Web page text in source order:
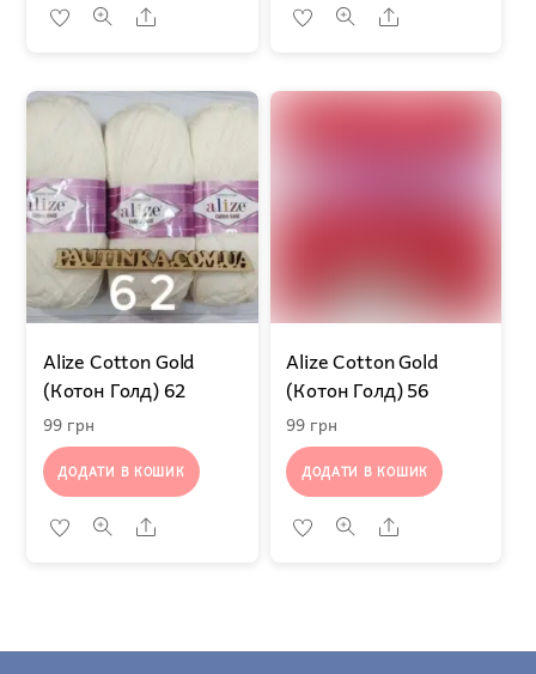
Share Share
Alize Cotton Gold
(Котон Голд) 62
99 грн
ДОДАТИ В КОШИК
Share
Alize Cotton Gold
(Котон Голд) 56
99 грн
ДОДАТИ В КОШИК
Share